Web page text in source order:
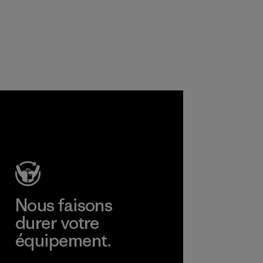
Nous faisons
durer votre
équipement.